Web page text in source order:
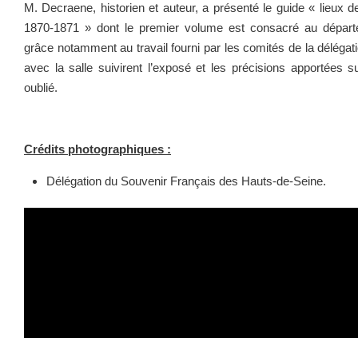
M. Decraene, historien et auteur, a présenté le guide « lieux
1870-1871 » dont le premier volume est consacré au
grâce notamment au travail fourni par les comités de la
avec la salle suivirent l’exposé et les précisions apportées
oublié.
Crédits photographiques :
Délégation du Souvenir Français des Hauts-de-Seine.